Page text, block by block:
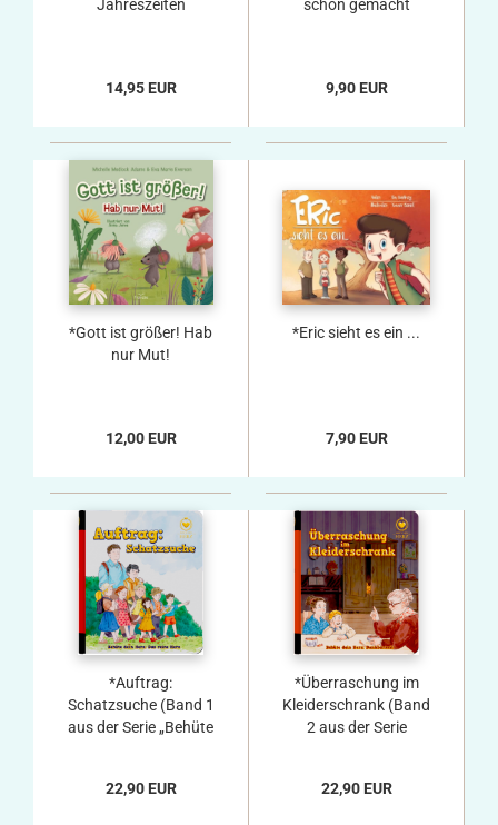
Jahreszeiten
14,95 EUR
schön gemacht
9,90 EUR
*Gott ist größer! Hab
nur Mut!
12,00 EUR
*Eric sieht es ein ...
7,90 EUR
*Auftrag:
Schatzsuche (Band 1
aus der Serie „Behüte
22,90 EUR
*Überraschung im
Kleiderschrank (Band
2 aus der Serie
22,90 EUR